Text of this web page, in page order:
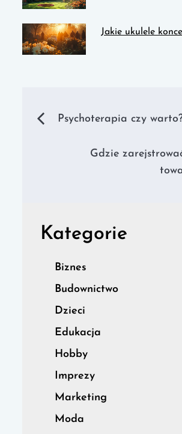
Jakie ukulele
Nawigacja
wpisu
Psychoterapia czy
Gdzie
Kategorie
Biznes
Budownictwo
Dzieci
Edukacja
Hobby
Imprezy
Marketing
Moda